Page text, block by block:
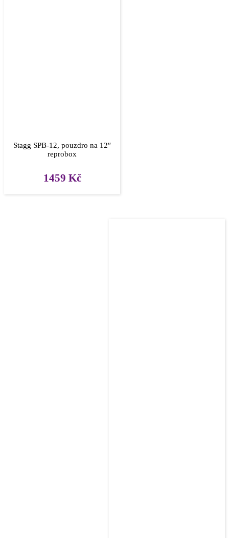
Stagg SPB-12, pouzdro na 12″
reprobox
1459 Kč